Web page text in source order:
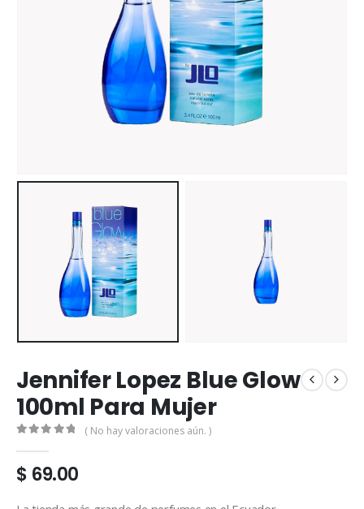
Jennifer Lopez Blue Glow
100ml Para Mujer
( No hay valoraciones aún. )
$ 69.00